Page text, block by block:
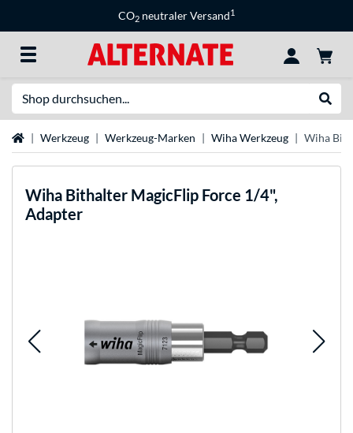
CO2 neutraler Versand1
StartseiteWerkzeug Werkzeug-Marken Wiha Werkzeug Wiha
Wiha Bithalter MagicFlip Force 1/4",
Adapter